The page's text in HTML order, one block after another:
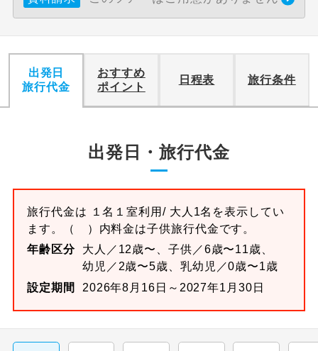
出発日
旅行代金
おすすめ
ポイント
日程表 旅行条件
出発日・旅行代金
旅行代金は １名１室利用/ 大人1名を表示してい
ます。
（ ）内料金は子供旅行代金です。
年齢区分
大人／12歳〜、子供／6歳〜11歳、
幼児／2歳〜5歳、乳幼児／0歳〜1歳
設定期間
2026年8月16日～2027年1月30日